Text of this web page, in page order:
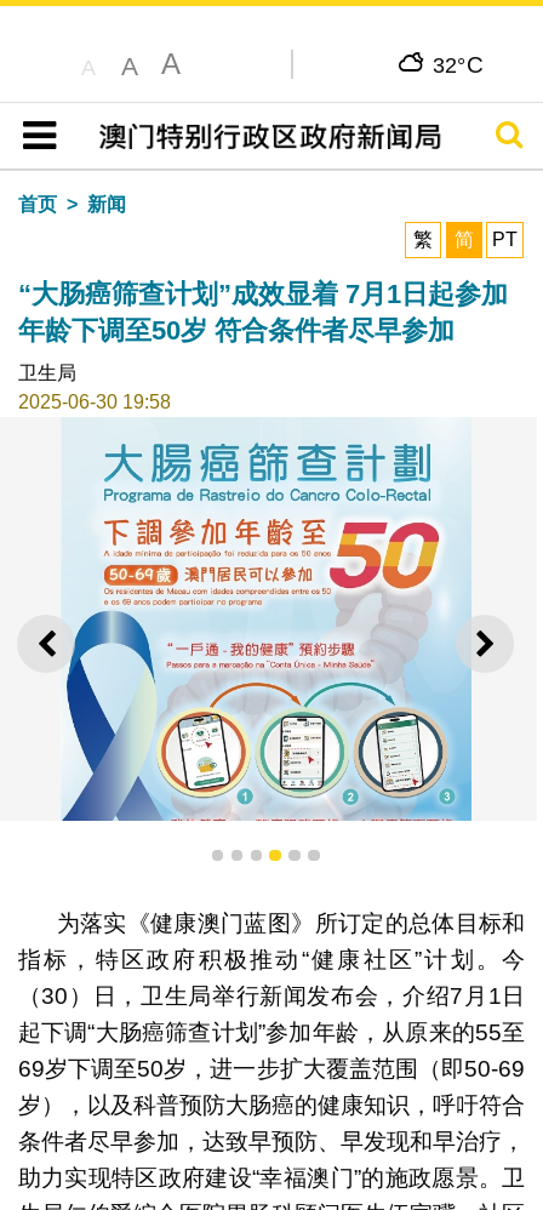
A A A 32°C
目录
搜寻
首页
新闻
繁
简 PT
“大肠癌筛查计划”成效显着 7月1日起参加
年龄下调至50岁 符合条件者尽早参加
卫生局
2025-06-30 19:58
上一则 下一
“大肠癌筛查计划”海报
1 2 3 4 5 6
为落实《健康澳门蓝图》所订定的总体目标和
指标，特区政府积极推动“健康社区”计划。今
（30）日，卫生局举行新闻发布会，介绍7月1日
起下调“大肠癌筛查计划”参加年龄，从原来的55至
69岁下调至50岁，进一步扩大覆盖范围（即50-69
岁），以及科普预防大肠癌的健康知识，呼吁符合
条件者尽早参加，达致早预防、早发现和早治疗，
助力实现特区政府建设“幸福澳门”的施政愿景。卫